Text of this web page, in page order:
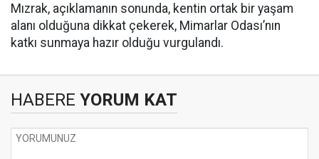
Mızrak, açıklamanın sonunda, kentin ortak bir yaşam
alanı olduğuna dikkat çekerek, Mimarlar Odası’nın
katkı sunmaya hazır olduğu vurgulandı.
HABERE YORUM KAT